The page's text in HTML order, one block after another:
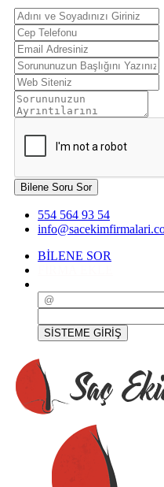
Bilene Soru Sor
554 564 93 54
BİLENE SOR
SİSTEME GİRİŞ